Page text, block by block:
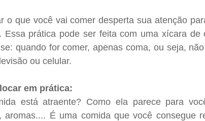
o que você vai comer desperta sua atenção
Essa prática pode ser feita com uma xícara
quando for comer, apenas coma, ou seja,
ou celular.
em prática:
está atraente? Como ela parece para
aromas.... É uma comida que você consegue